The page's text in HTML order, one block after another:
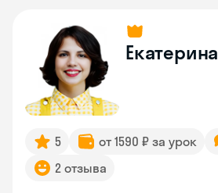
Екатерина
5 от 1590 ₽ за урок
2 отзыва